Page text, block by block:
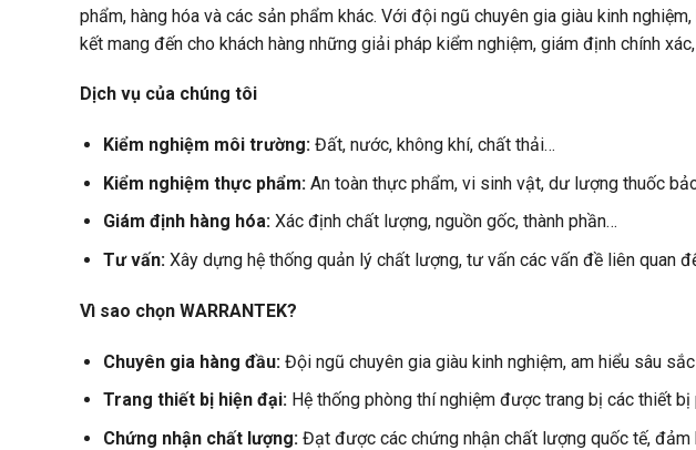
phẩm, hàng hóa và các sản phẩm khác. Với đội ngũ chuyên gia giàu kinh
kết mang đến cho khách hàng những giải pháp kiểm nghiệm, giám định chính
Dịch vụ của chúng tôi
Kiểm nghiệm môi trường:Đất, nước, không khí, chất thải…
Kiểm nghiệm thực phẩm:An toàn thực phẩm, vi sinh vật, dư lượng thuốc
Giám định hàng hóa:Xác định chất lượng, nguồn gốc, thành phần…
Tư vấn:Xây dựng hệ thống quản lý chất lượng, tư vấn các vấn đề liên quan
Vì sao chọn WARRANTEK?
Chuyên gia hàng đầu:Đội ngũ chuyên gia giàu kinh nghiệm, am hiểu sâu
Trang thiết bị hiện đại:Hệ thống phòng thí nghiệm được trang bị các thiết
Chứng nhận chất lượng:Đạt được các chứng nhận chất lượng quốc tế,